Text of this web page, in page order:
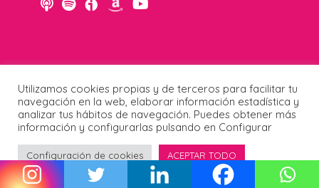
Sígueme
Utilizamos cookies propias y de terceros para facilitar tu
navegación en la web, elaborar información estadística y
analizar tus hábitos de navegación. Puedes obtener más
información y configurarlas pulsando en Configurar
Configuración de cookies ACEPTAR TODO